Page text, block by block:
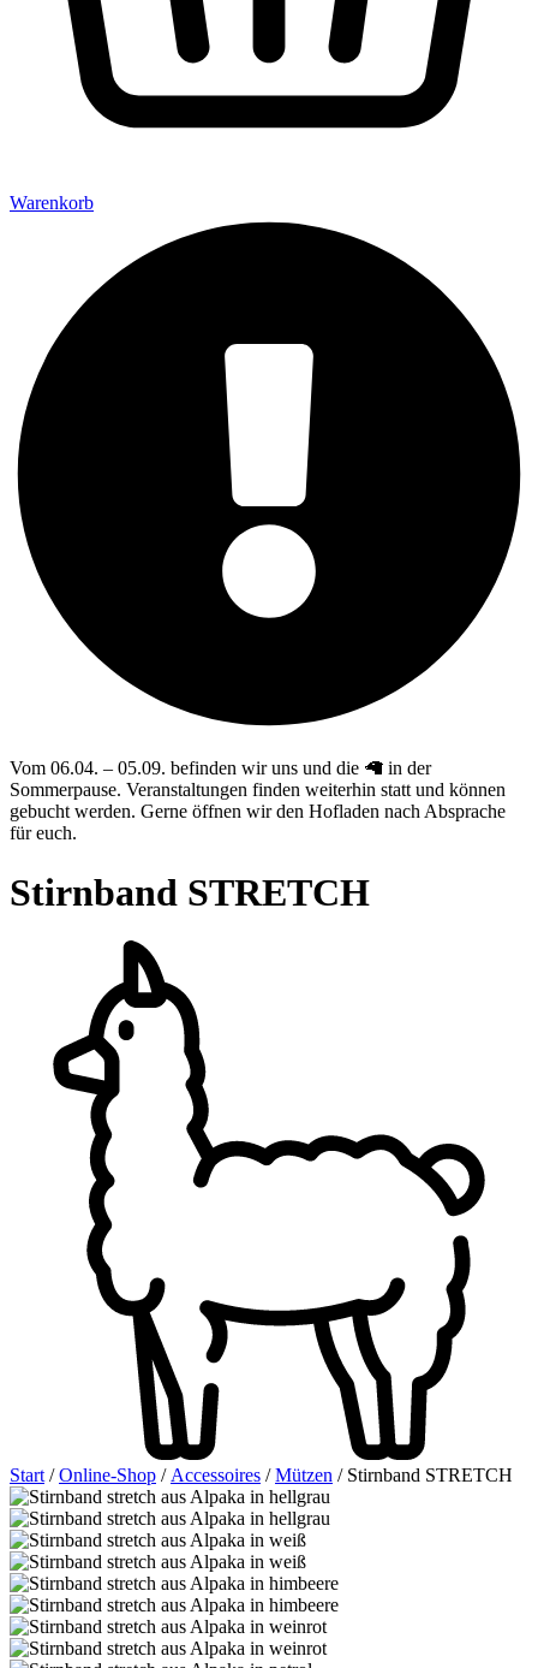
Warenkorb
Vom 06.04. – 05.09. befinden wir uns und die 🦙 in der
Sommerpause. Veranstaltungen finden weiterhin statt und können
gebucht werden. Gerne öffnen wir den Hofladen nach Absprache
für euch.
Stirnband STRETCH
Start /Online-Shop / Accessoires /Mützen / Stirnband STRETCH